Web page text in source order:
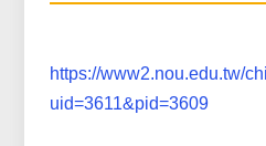
https://www2.nou.edu.tw/
uid=3611&pid=3609